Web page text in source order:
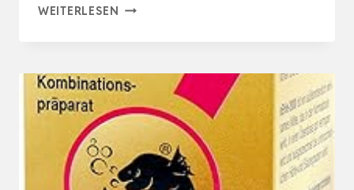
WEITERLESEN ESHA
20ML
FÜR
800
LITER
SCHIMMELBILDUNG